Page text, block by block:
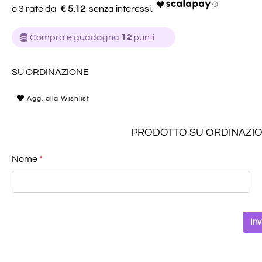
€ 5.12
Compra e guadagna 12 punti
SU ORDINAZIONE
Agg. alla Wishlist
PRODOTTO SU
Nome *